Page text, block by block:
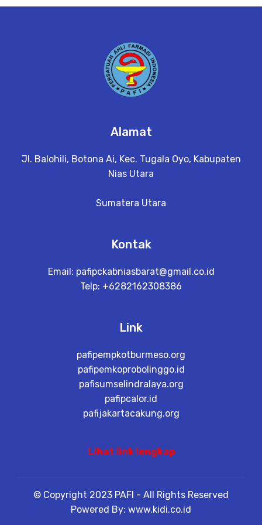
Alamat
Jl. Balohili, Botona Ai, Kec. Tugala Oyo, Kabupaten
Nias Utara
Sumatera Utara
Kontak
Email: pafipckabniasbarat@gmail.co.id
Telp: +6282162308386
Link
pafipempkotburmeso.org
pafipemkoprobolinggo.id
pafisumselindralaya.org
pafipcalor.id
pafijakartacakung.org
Lihat link lengkap
© Copyright 2023 PAFI - All Rights Reserved
Powered By: www.kidi.co.id